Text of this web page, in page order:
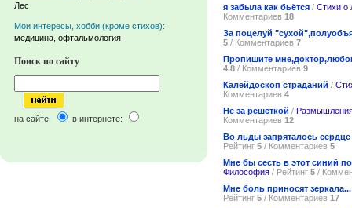
Лес
Мои интересы, хобби (кроме стихов):
медицина, офтальмология
Поиск по сайту
на сайте: в интернете:
я забыла как бьётся / Стихи о
Комментариев 18
За поцелуй
5 / Комментариев 7
Пропишите
4.8 / Комментариев 9
Калейдоскоп страданий /
Комментариев 4
Не за решёткой /
Комментариев 12
Во льды запряталось сердце
Рейтинг 5 / Комментариев 5
Мне бы сесть в этот синий
Философия / Рейтинг 5 /
Мне боль приносят зеркала...
Рейтинг 5 / Комментариев 17